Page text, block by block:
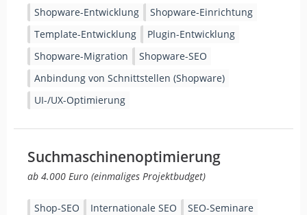
Shopware-Entwicklung
Shopware-Einrichtung
Template-Entwicklung
Plugin-Entwicklung
Shopware-Migration
Shopware-SEO
Anbindung von Schnittstellen (Shopware)
UI-/UX-Optimierung
Suchmaschinenoptimierung
ab 4.000 Euro (einmaliges Projektbudget)
Shop-SEO Internationale SEO
SEO-Seminare